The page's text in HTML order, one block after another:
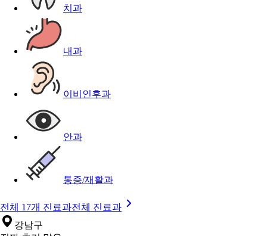
치과
내과
이비인후과
안과
통증/재활과
전체 17개 진료과전체 진료과
강남구